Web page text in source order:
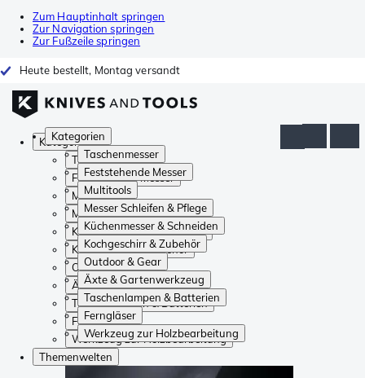
Zum Hauptinhalt springen
Zur Navigation springen
Zur Fußzeile springen
Heute bestellt, Montag versandt
Kategorien
Taschenmesser
Feststehende Messer
Multitools
Messer Schleifen & Pflege
Küchenmesser & Schneiden
Kochgeschirr & Zubehör
Outdoor & Gear
Äxte & Gartenwerkzeug
Taschenlampen & Batterien
Ferngläser
Werkzeug zur Holzbearbeitung
Kategorien
Taschenmesser
Feststehende Messer
Multitools
Messer Schleifen & Pflege
Küchenmesser & Schneiden
Kochgeschirr & Zubehör
Outdoor & Gear
Äxte & Gartenwerkzeug
Taschenlampen & Batterien
Ferngläser
Werkzeug zur Holzbearbeitung
Themenwelten